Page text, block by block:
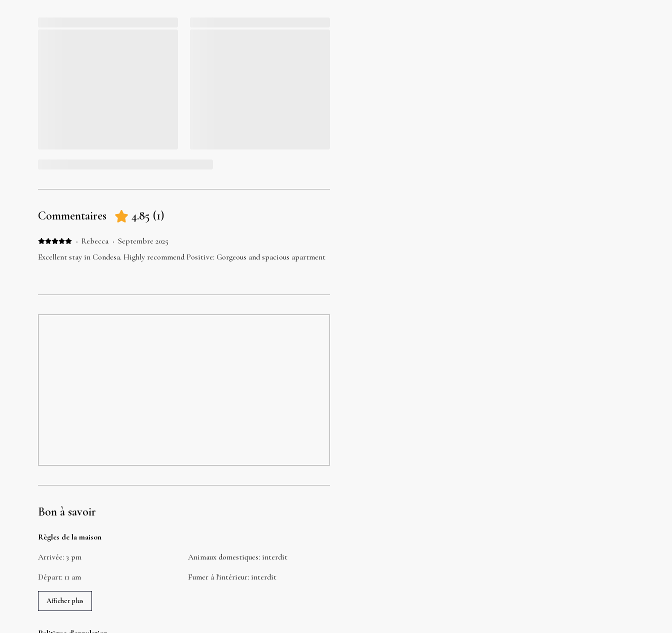
Commentaires 4.85 (1)
· Rebecca · Septembre 2025
Excellent stay in Condesa. Highly recommend Positive: Gorgeous and spacious apartment
Bon à savoir
Règles de la maison
Arrivée: 3 pm
Départ: 11 am
Animaux domestiques: interdit
Fumer à l'intérieur: interdit
Afficher plus